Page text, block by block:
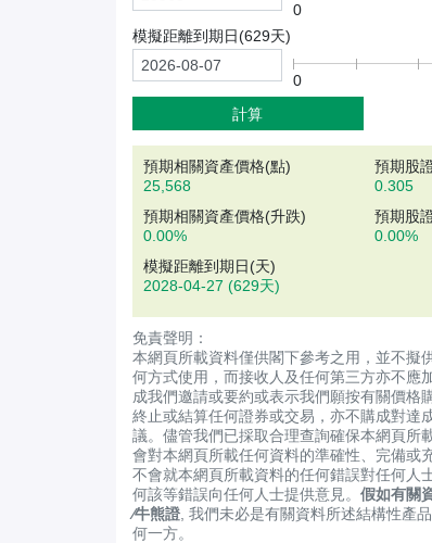
0
模擬距離到期日(629天)
0
計算
預期相關資產價格(點)
25,568
預期股
0.305
預期相關資產價格(升跌)
0.00%
預期股
0.00%
模擬距離到期日(天)
2028-04-27 (629天)
免責聲明：
本網頁所載資料僅供閣下參考之用，並不擬
何方式使用，而接收人及任何第三方亦不應
成我們邀請或要約或表示我們願按有關價格
終止或結算任何證券或交易，亦不購成對達
議。儘管我們已採取合理查詢確保本網頁所
會對本網頁所載任何資料的準確性、完備或
不會就本網頁所載資料的任何錯誤對任何人
何該等錯誤向任何人士提供意見。 假如有關
∕牛熊證 , 我們未必是有關資料所述結構性產
何一方。